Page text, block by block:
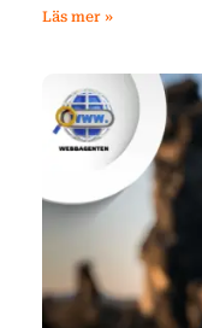
Läs mer »